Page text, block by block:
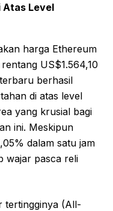
Atas Level
harga Ethereum
US$1.564,10
berhasil
di atas level
yang krusial bagi
ini. Meskipun
dalam satu jam
wajar pasca reli
tertingginya (All-